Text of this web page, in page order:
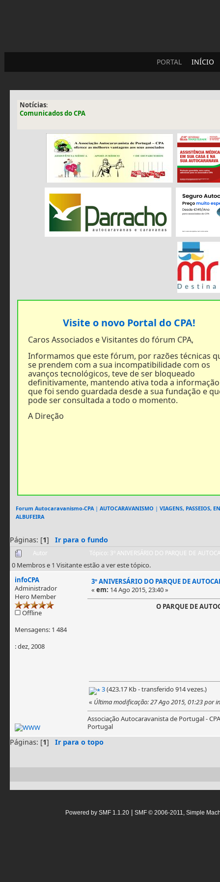
PORTAL INÍCIO
Notícias:
Comunicados do CPA
Visite o novo Portal do CPA!
Caros Associados e Visitantes do fórum CPA,
Informamos que este fórum, por razões técnicas
se prendem com a sua incompatibilidade com os
avanços tecnológicos, teve de ser bloqueado
definitivamente, mantendo ativa toda a informação
que foi sendo guardada desde a sua fundação e
pode ser consultada a todo o momento.
A Direção
Forum Autocaravanismo-CPA| AUTOCARAVANISMO | VIAGENS, PASSEIOS,
ALBUFEIRA
Páginas: [1] Ir para o fundo
Autor Tópico: 3º ANIVERSÁRIO DO PARQUE DE
0 Membros e 1 Visitante estão a ver este tópico.
infoCPA
Administrador
Hero Member
Offline
Mensagens: 1 484
: dez, 2008
3º ANIVERSÁRIO DO PARQUE DE
« em: 14 Ago 2015, 23:40 »
O PARQUE DE
3(423.17 Kb - transferido 914 vezes.)
« Última modificação: 27 Ago 2015, 01:23 por
Associação Autocaravanista de Portugal - CPA
Portugal
Páginas: [1] Ir para o topo
Powered by SMF 1.1.20 | SMF © 2006-2011, Simple